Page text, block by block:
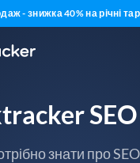
- знижка 40% на річні
знати про